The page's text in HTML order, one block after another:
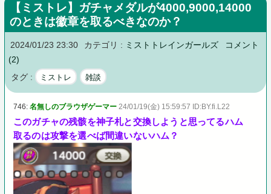
【ミストレ】ガチャメダルが4000,9000,14000
のときは徽章を取るべきなのか？
2024/01/23 23:30 カテゴリ : ミストトレインガールズ
コメント
(2)
タグ :
ミストレ 雑談
746:名無しのブラウザゲーマー 24/01/19(金) 15:59:57 ID:BY.fi.L22
このガチャの残骸を神子札と交換しようと思ってるハム
取るのは攻撃を選べば間違いないハム？